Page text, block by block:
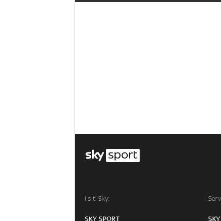
I siti Sky:
SKY SPORT